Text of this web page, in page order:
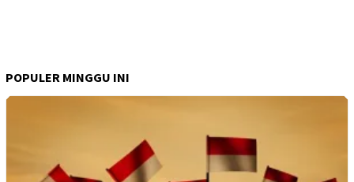
POPULER MINGGU INI